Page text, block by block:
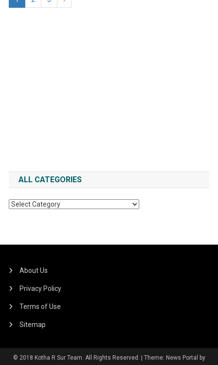
ALL CATEGORIES
All
About Us
Privacy Policy
Terms of Use
Sitemap
© 2018 Kotha R Sur Team. All Rights Reserved.
Theme: News Portal by